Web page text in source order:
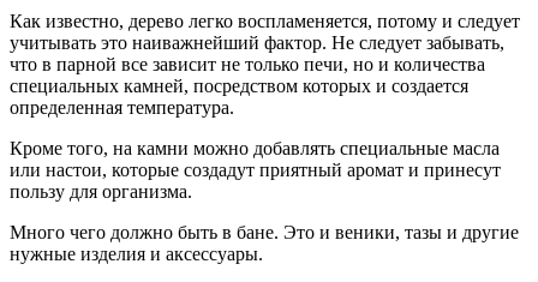
Как известно, дерево легко воспламеняется, потому и следует
учитывать это наиважнейший фактор. Не следует забывать,
что в парной все зависит не только печи, но и количества
специальных камней, посредством которых и создается
определенная температура.
Кроме того, на камни можно добавлять специальные масла
или настои, которые создадут приятный аромат и принесут
пользу для организма.
Много чего должно быть в бане. Это и веники, тазы и другие
нужные изделия и аксессуары.